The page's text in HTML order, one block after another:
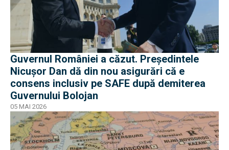
Guvernul României a căzut. Președintele
Nicușor Dan dă din nou asigurări că e
consens inclusiv pe SAFE după demiterea
Guvernului Bolojan
05 MAI 2026